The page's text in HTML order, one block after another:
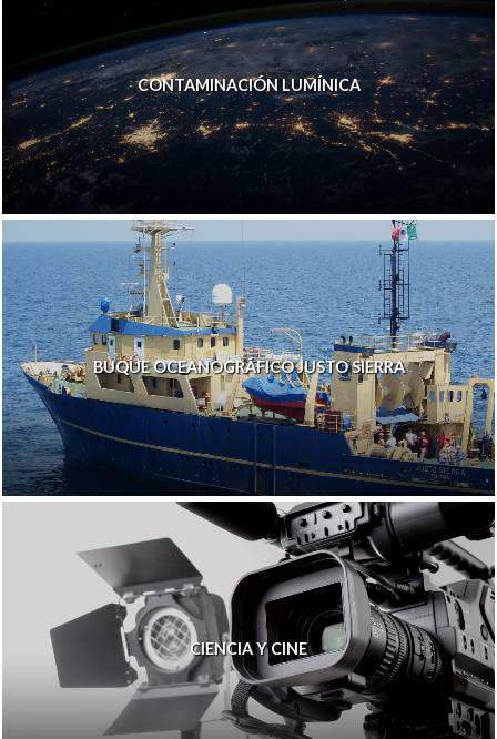
CONTAMINACIÓN LUMÍNICA
BUQUE OCEANOGRÁFICO JUSTO SIERRA
CIENCIA Y CINE